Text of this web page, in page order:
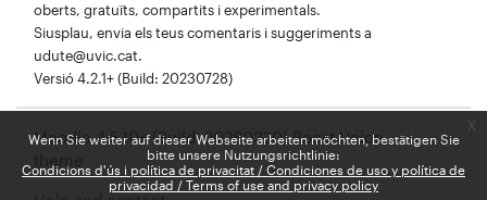
Wenn Sie weiter auf dieser Webseite arbeiten möchten, bestätigen Sie
bitte unsere Nutzungsrichtlinie:
Condicions d'ús i política de privacitat / Condiciones de uso y política de
privacidad / Terms of use and privacy policy
oberts, gratuïts, compartits i experimentals.
Siusplau, envia els teus comentaris i suggeriments a
udute@uvic.cat.
Versió 4.2.1+ (Build: 20230728)
Moodle 4.5.10+ (Build: 20260320) Boost Union